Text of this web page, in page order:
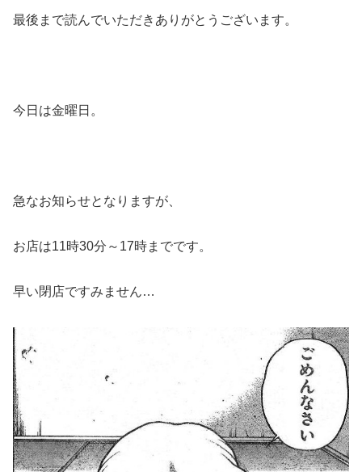
最後まで読んでいただきありがとうございます。
今日は金曜日。
急なお知らせとなりますが、
お店は11時30分～17時までです。
早い閉店ですみません…